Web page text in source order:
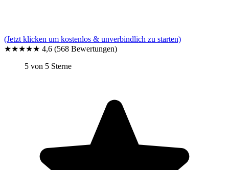
(Jetzt klicken um kostenlos & unverbindlich zu starten)
★★★★★ 4,6 (568 Bewertungen)
5 von 5 Sterne